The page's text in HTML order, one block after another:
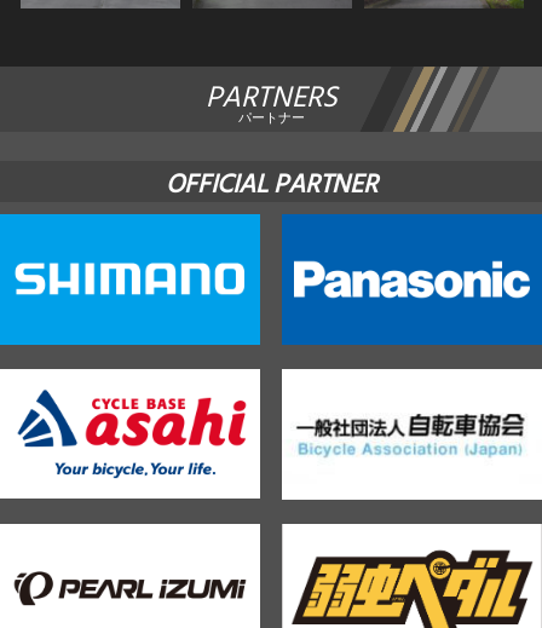
PARTNERS
パートナー
OFFICIAL PARTNER